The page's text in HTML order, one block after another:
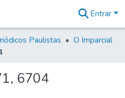
na
Entrar
Paulistas
O Imparcial
6704